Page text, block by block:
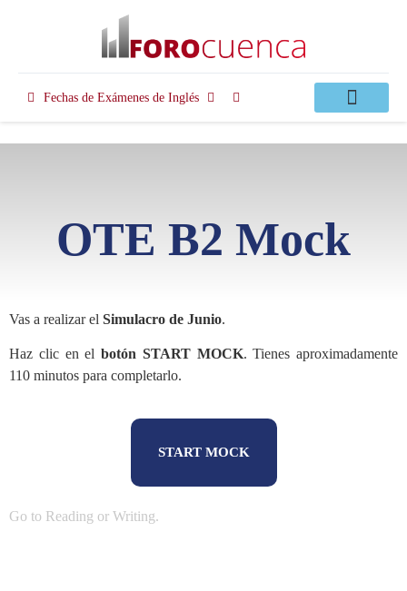
Fechas de Exámenes de Inglés
OTE B2 Mock
Vas a realizar el Simulacro de Junio.
Haz clic en el botón START MOCK. Tienes aproximadamente
110 minutos para completarlo.
START MOCK
Go to Reading or Writing.